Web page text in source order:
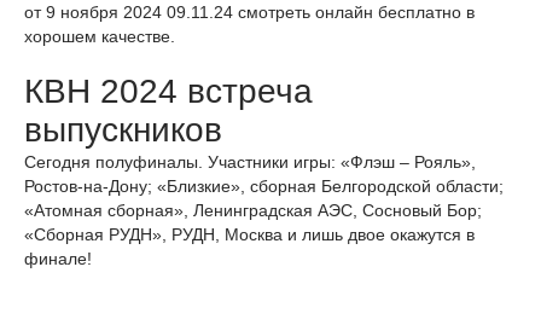
от 9 ноября 2024 09.11.24 смотреть онлайн бесплатно в
хорошем качестве.
КВН 2024 встреча
выпускников
Сегодня полуфиналы. Участники игры: «Флэш – Рояль»,
Ростов-на-Дону; «Близкие», сборная Белгородской области;
«Атомная сборная», Ленинградская АЭС, Сосновый Бор;
«Сборная РУДН», РУДН, Москва и лишь двое окажутся в
финале!